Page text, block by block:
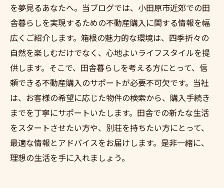
を夢見るあなたへ。当ブログでは、小田原市近郊での田
舎暮らしを実現するための不動産購入に関する情報を幅
広くご紹介します。箱根の魅力的な環境は、四季折々の
自然を楽しむだけでなく、心地よいライフスタイルを提
供します。そこで、田舎暮らしを考える方にとって、信
頼できる不動産購入のサポートが必要不可欠です。当社
は、お客様の希望に応じた物件の検索から、購入手続き
までを丁寧にサポートいたします。田舎での新たな生活
をスタートさせたい方や、別荘を持ちたい方にとって、
最適な情報とアドバイスをお届けします。是非一緒に、
理想の生活を手に入れましょう。